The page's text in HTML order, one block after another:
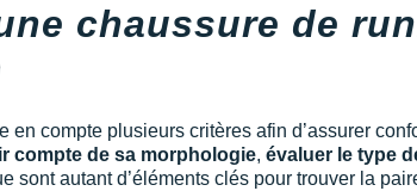
chaussure de
compte plusieurs critères afin d’assurer
compte de sa morphologie, évaluer le type
sont autant d’éléments clés pour trouver la